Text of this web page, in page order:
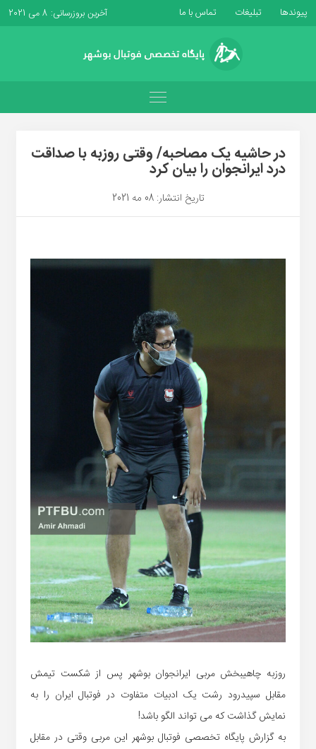
پیوندها تبلیغات تماس با ما آخرین بروزرسانی: 8 می 2021
در حاشیه یک مصاحبه/ وقتی روزبه با صداقت
درد ایرانجوان را بیان کرد
تاریخ انتشار: 08 مه 2021
روزبه چاهیبخش مربی ایرانجوان بوشهر پس از شکست تیمش
مقابل سپیدرود رشت یک ادبیات متفاوت در فوتبال ایران را به
نمایش گذاشت که می تواند الگو باشد!
به گزارش پایگاه تخصصی فوتبال بوشهر این مربی وقتی در مقابل